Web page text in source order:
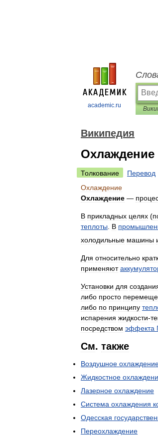
academic.ru
Википедия
Охлаждение
Толкование
Перевод
Охлаждение
Охлаждение —
В прикладных целях (
теплоты
В
холодильные машины
Для относительно
применяют
Установки для
либо просто
либо по принципу
испарения жидкости-
посредством эффекта
См. также
Воздушное
Жидкостное
Лазерное охлаждение
Система охлаждения
Одесская
Переохлаждение